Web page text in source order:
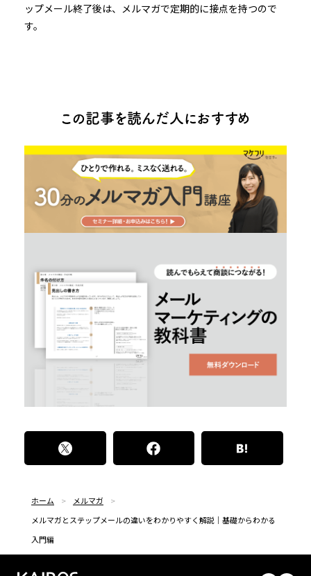
ップメール終了後は、メルマガで定期的に接点を持つので
す。
この記事を読んだ人におすすめ
ホーム
メルマガ
メルマガとステップメールの違いをわかりやすく解説｜基礎からわかる
入門編